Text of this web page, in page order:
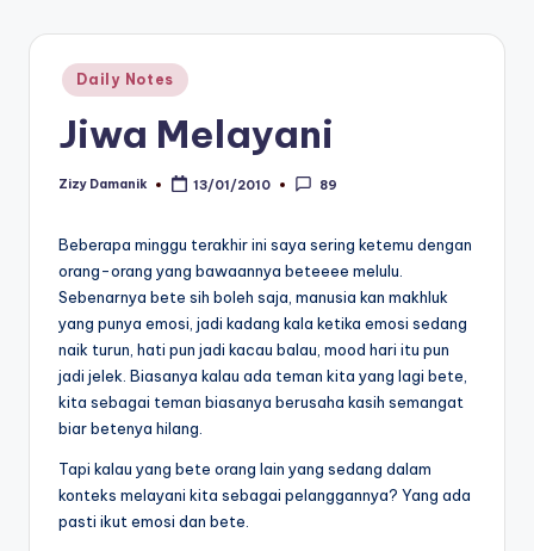
Posted
in
Daily Notes
Jiwa Melayani
Posted
Zizy Damanik 13/01/2010 89
Beberapa minggu terakhir ini saya sering ketemu dengan
orang-orang yang bawaannya beteeee melulu.
Sebenarnya bete sih boleh saja, manusia kan makhluk
yang punya emosi, jadi kadang kala ketika emosi sedang
naik turun, hati pun jadi kacau balau, mood hari itu pun
jadi jelek. Biasanya kalau ada teman kita yang lagi bete,
kita sebagai teman biasanya berusaha kasih semangat
biar betenya hilang.
Tapi kalau yang bete orang lain yang sedang dalam
konteks melayani kita sebagai pelanggannya? Yang ada
pasti ikut emosi dan bete.